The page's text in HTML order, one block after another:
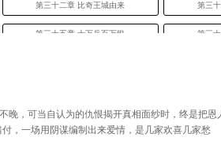
第三十二章 比奇王城由来 第三
第三十五章 十万兵百万银 第三
第四
第四十四章 勇斗森林雪人 第四
晚，可当自认为的仇恨揭开真相面纱时，终是把恩
，一场用阴谋编制出来爱情，是几家欢喜几家愁